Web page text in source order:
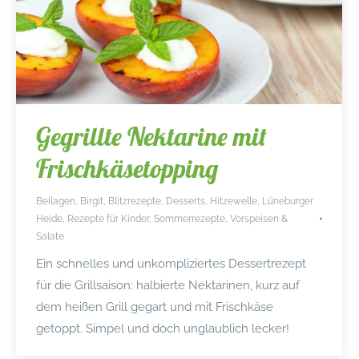
Gegrillte Nektarine mit
Frischkäsetopping
Beilagen Birgit Blitzrezepte Desserts Hitzewelle Lüneburger
Heide Rezepte für Kinder, Sommerrezepte Vorspeisen &
Salate
Ein schnelles und unkompliziertes Dessertrezept
für die Grillsaison: halbierte Nektarinen, kurz auf
dem heißen Grill gegart und mit Frischkäse
getoppt. Simpel und doch unglaublich lecker!